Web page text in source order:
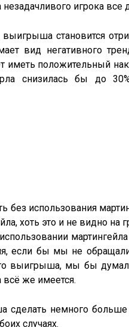
игрока все
становится
вид негативного
иметь положительный
снизилась бы до
без использования
хоть это и не видно на
если бы мы не
выигрыша, мы бы
всё же имеется.
сделать немного
случаях.